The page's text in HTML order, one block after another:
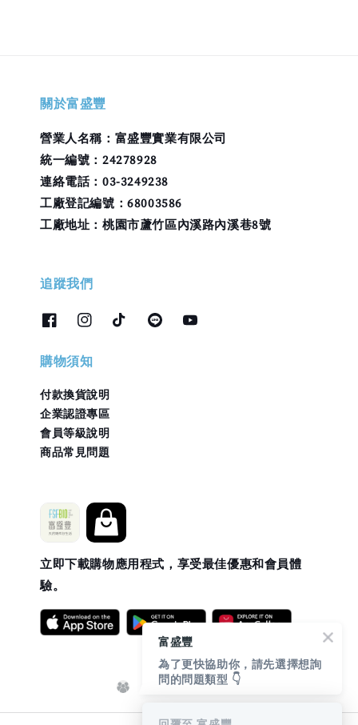
關於富盛豐
營業人名稱：富盛豐實業有限公司
統一編號：24278928
連絡電話：03-3249238
工廠登記編號：68003586
工廠地址：桃園市蘆竹區內溪路內溪巷8號
追蹤我們
購物須知
付款換貨說明
企業認證專區
會員等級說明
商品常見問題
立即下載購物應用程式，享受最佳優惠和會員體
驗。
富盛豐
為了更快協助你，請先選擇想詢
問的問題類型 👇